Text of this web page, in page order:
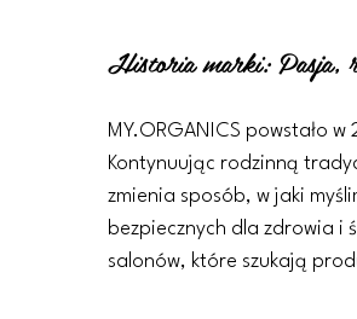
Historia marki: Pasja,
MY.ORGANICS powstało
Kontynuując rodzinną
zmienia sposób, w jaki
bezpiecznych dla zdrowia i
salonów, które szukają